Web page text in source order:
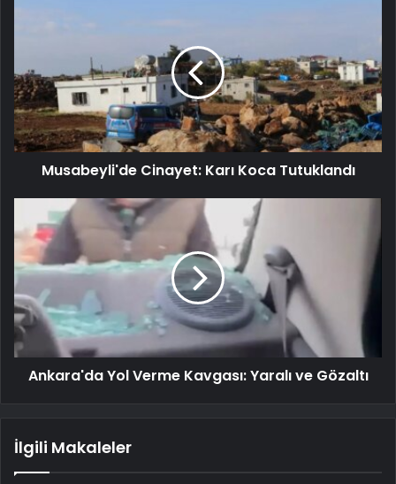
Musabeyli'de Cinayet: Karı Koca Tutuklandı
Ankara'da Yol Verme Kavgası: Yaralı ve Gözaltı
İlgili Makaleler